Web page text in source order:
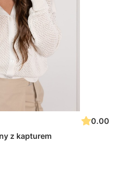
0.00
z kapturem